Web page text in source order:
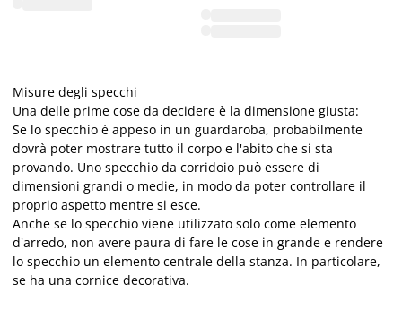
Misure degli specchi
Una delle prime cose da decidere è la dimensione giusta:
Se lo specchio è appeso in un guardaroba, probabilmente
dovrà poter mostrare tutto il corpo e l'abito che si sta
provando. Uno specchio da corridoio può essere di
dimensioni grandi o medie, in modo da poter controllare il
proprio aspetto mentre si esce.
Anche se lo specchio viene utilizzato solo come elemento
d'arredo, non avere paura di fare le cose in grande e rendere
lo specchio un elemento centrale della stanza. In particolare,
se ha una cornice decorativa.